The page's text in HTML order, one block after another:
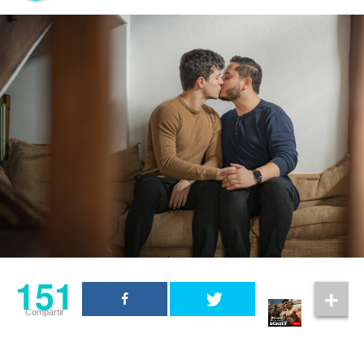
El personaje aparece en momentos decisivos del filme. A
través de él, el público comprende el costo humano de
las decisiones tomadas durante la guerra de Troya.
Christopher Nolan también reconoció el trabajo del
actor. En una entrevista con Rolling Stone UK, explicó
que Sinon representa el impacto de la guerra en
quienes quedan atrapados en ella y aseguró que Elliot
Page hizo un trabajo “increíble” al dar vida al
personaje.
151
Compartir